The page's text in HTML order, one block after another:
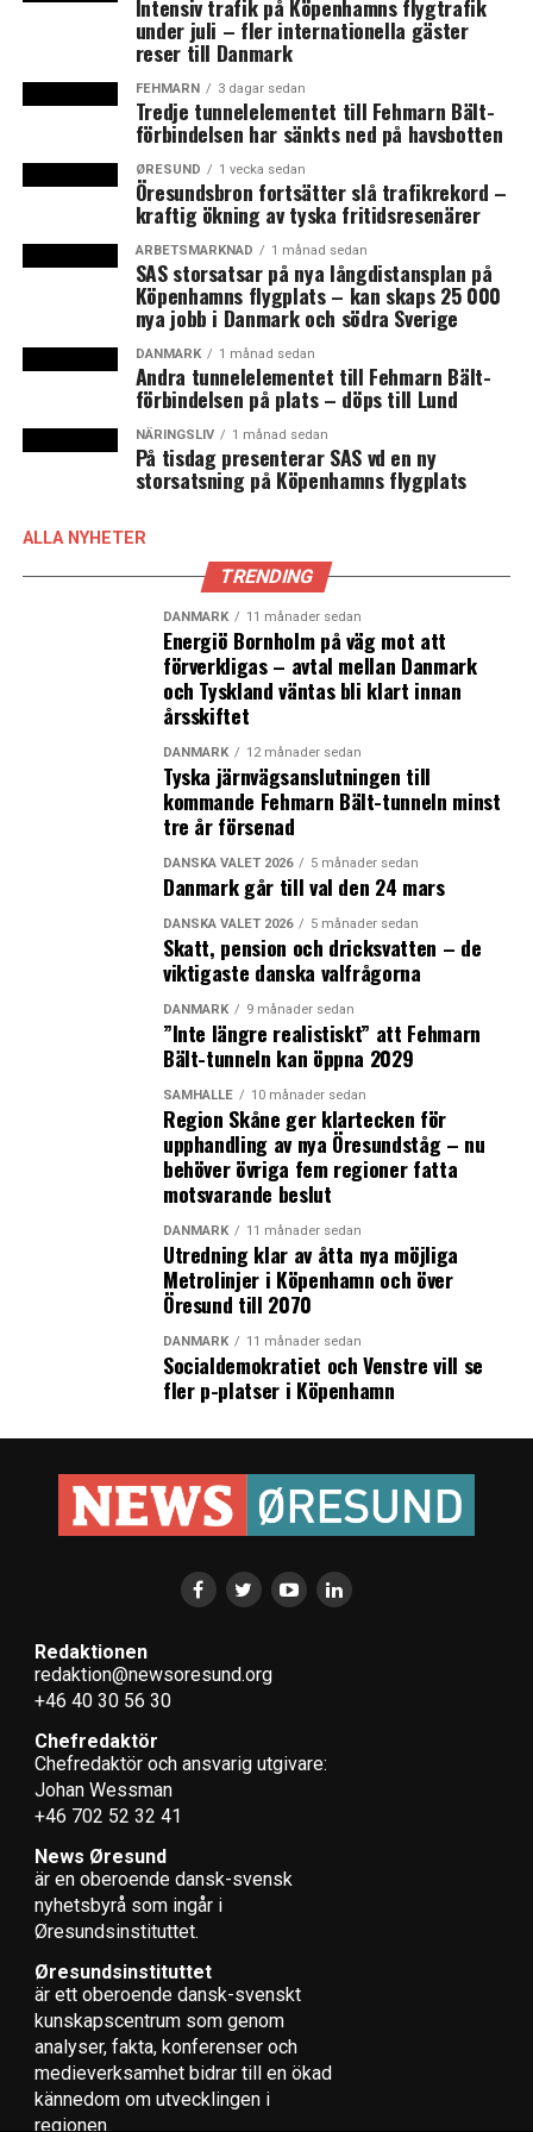
undersökningen från 2015 visar att dagens unga
generation i både Danmark och Sverige är mycket
Öresund. ” Det borde politikerna på ömse sidor Sundet
ta till sig och lägga i vågskålen när de ska fatta
avgörande beslut om Öresundsregionens framtid”.
Grænser er til for at blive krydset
”Historien har visat oss att gränser inte är statiska och
att gränser är till för att korsas”, skriver Bertel Haarder
(V), president i Nordiska Rådet och Carl Johan Sonesson
(M) som är ordförande för Greater Copenhagen
Committee och Region Skåne i en
Politiken den 28 mars. De skriver hur
Öresundssamarbetet har lidit under gränshinder och
delvis stängda gränser framförallt under
coronapandemin. De föreslår nu att regeringarna i
Danmark och Sverige träffar Nordiska Rådet och Greater
Copenhagen Kommitté för att skapa ett gemensamt
gränsproblemen.
Tidigare debattinlägg:
Utökad miljökonsekvensutredning av planerna på
Köpenhamns konstgjorda ö Lynetteholmen ute på ny
”Man betraktar grannfolk som smittkällor”
Intensiv trafik på Köpenhamns flygtrafik
under juli – fler internationella gäster
reser till Danmark
FEHMARN 3 dagar sedan
Tredje tunnelelementet till Fehmarn Bält-
förbindelsen har sänkts ned på havsbotten
ØRESUND 1 vecka sedan
Öresundsbron fortsätter slå trafikrekord –
kraftig ökning av tyska fritidsresenärer
ARBETSMARKNAD 1 månad sedan
SAS storsatsar på nya långdistansplan på
Köpenhamns flygplats – kan skaps 25 000
nya jobb i Danmark och södra Sverige
DANMARK 1 månad sedan
Andra tunnelelementet till Fehmarn Bält-
förbindelsen på plats – döps till Lund
NÄRINGSLIV 1 månad sedan
På tisdag presenterar SAS vd en ny
storsatsning på Köpenhamns flygplats
ALLA NYHETER
TRENDING
DANMARK 11 månader sedan
Energiö Bornholm på väg mot att
förverkligas – avtal mellan Danmark
och Tyskland väntas bli klart innan
årsskiftet
DANMARK 12 månader sedan
Tyska järnvägsanslutningen till
kommande Fehmarn Bält-tunneln minst
tre år försenad
DANSKA VALET 2026 5 månader sedan
Danmark går till val den 24 mars
DANSKA VALET 2026 5 månader sedan
Skatt, pension och dricksvatten – de
viktigaste danska valfrågorna
DANMARK 9 månader sedan
”Inte längre realistiskt” att Fehmarn
Bält-tunneln kan öppna 2029
SAMHÄLLE 10 månader sedan
Region Skåne ger klartecken för
upphandling av nya Öresundståg – nu
behöver övriga fem regioner fatta
motsvarande beslut
DANMARK 11 månader sedan
Utredning klar av åtta nya möjliga
Metrolinjer i Köpenhamn och över
Öresund till 2070
DANMARK 11 månader sedan
Socialdemokratiet och Venstre vill se
fler p-platser i Köpenhamn
Redaktionen
redaktion@newsoresund.org
+46 40 30 56 30
Chefredaktör
Chefredaktör och ansvarig utgivare:
Johan Wessman
+46 702 52 32 41
News Øresund
är en oberoende dansk-svensk
nyhets­byrå som ingår i
Øresundsinstituttet.
Øresundsinstituttet
är ett oberoende dansk-svenskt
kunskapscentrum som genom
analyser, fakta, konferenser och
medieverksamhet bidrar till en ökad
kännedom om utvecklingen i
regionen.